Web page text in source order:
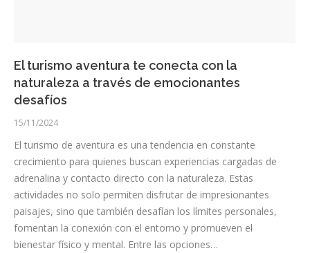
El turismo aventura te conecta con la
naturaleza a través de emocionantes
desafíos
15/11/2024
El turismo de aventura es una tendencia en constante
crecimiento para quienes buscan experiencias cargadas de
adrenalina y contacto directo con la naturaleza. Estas
actividades no solo permiten disfrutar de impresionantes
paisajes, sino que también desafían los límites personales,
fomentan la conexión con el entorno y promueven el
bienestar físico y mental. Entre las opciones…